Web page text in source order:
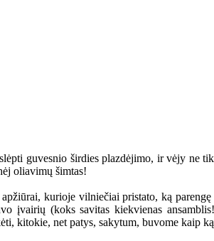
guvesnio širdies plazdėjimo, ir vėjy ne
oliavimų šimtas!
kurioje vilniečiai pristato, ką
įvairių (koks savitas kiekvienas
kitokie, net patys, sakytum, buvome kaip